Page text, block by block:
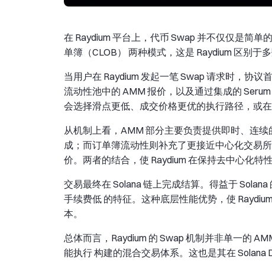
在 Raydium 平台上，代币 Swap 并不仅仅是简
单簿（CLOB） 两种模式，这是 Raydium 区别于多
当用户在 Raydium 发起一笔 Swap 请求时，协议
流动性池中的 AMM 报价，以及通过集成的
会选择滑点更低、成交价格更优的执行路径，或
从机制上看，AMM 部分主要负责提供即时、连
成；而订单簿流动性则补充了更接近中心化交易
价。两者的结合，使 Raydium 在保持去中心化特
交易最终在 Solana 链上完成结算。得益于
手续费低 的特征。这种底层性能优势，使
本。
总体而言，Raydium 的 Swap 机制并非单一的
能执行 构建的混合交易体系。这也是其在 Solana